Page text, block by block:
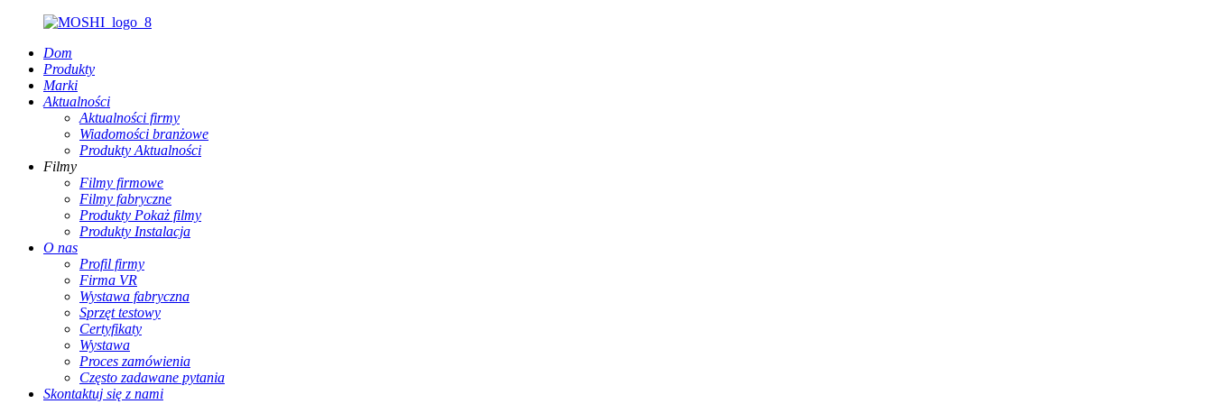
Dom
Produkty
Marki
Aktualności
Aktualności firmy
Wiadomości branżowe
Produkty Aktualności
Filmy
Filmy firmowe
Filmy fabryczne
Produkty Pokaż filmy
Produkty Instalacja
O nas
Profil firmy
Firma VR
Wystawa fabryczna
Sprzęt testowy
Certyfikaty
Wystawa
Proces zamówienia
Często zadawane pytania
Skontaktuj się z nami